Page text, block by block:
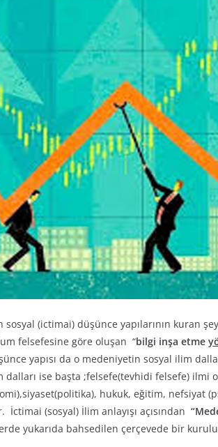
sosyal (ictimai) düşünce yapılarının kuran
felsefesine göre oluşan “bilgi inşa etme
yapısı da o medeniyetin sosyal ilim
dalları ise başta ;felsefe(tevhidi felsefe) ilmi
hukuk, eğitim, nefsiyat
İctimai (sosyal) İlim anlayışı açısından
yukarıda bahsedilen çerçevede bir